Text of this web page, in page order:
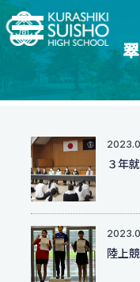
学科・コース
特進・進学コース
進学コース
【普通科】創学コース
創学コース 自己探
創学コース 福祉探
商業科
地域マーケティング
学校情報
制服紹介
2.5次元先生図鑑
翠松高校の強み
茶道教育
地域との連携
支援体制
翠松図鑑
進学実績
部活動一覧
部活動一覧
スイッチ！未来を